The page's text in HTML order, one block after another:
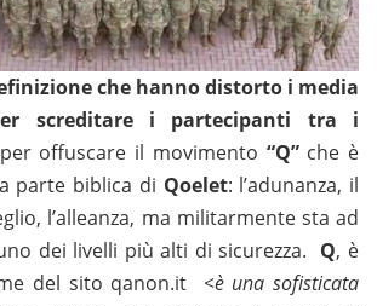
che hanno distorto i media
screditare i partecipanti tra i
per offuscare il movimento “Q”che è
parte biblica di Qoelet: l’adunanza, il
l’alleanza, ma militarmente sta ad
dei livelli più alti di sicurezza. Q, è
del sito qanon.it
<è una sofisticata